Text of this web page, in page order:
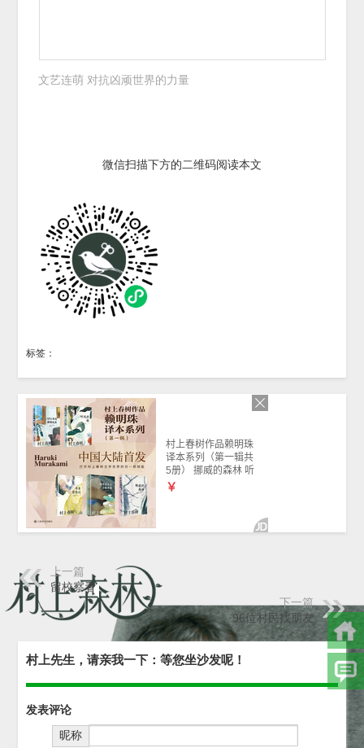
文艺连萌 对抗凶顽世界的力量
微信扫描下方的二维码阅读本文
标签：
上一篇
留校察看
下一篇
96位村民找朋友
村上先生，请亲我一下：等您坐沙发呢！
发表评论
昵称